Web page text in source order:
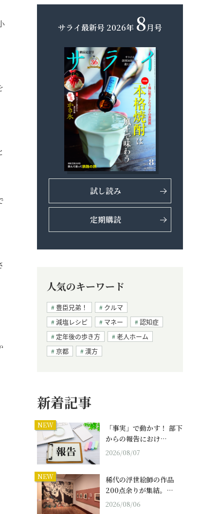
サライ最新号 2026年 8月号
試し読み
定期購読
人気のキーワード
豊臣兄弟！
クルマ
減塩レシピ
マネー
認知症
定年後の歩き方
老人ホーム
京都
漢方
新着記事
NEW
「事実」で動かす！ 部下
からの報告におけ…
2026/08/07
NEW
稀代の浮世絵師の作品
200点余りが集結。…
2026/08/06